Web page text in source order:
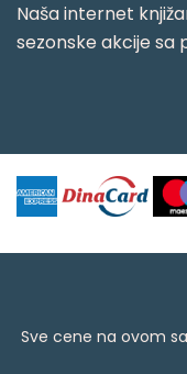
Naša internet
sezonske akcije sa
Sve cene na ovom